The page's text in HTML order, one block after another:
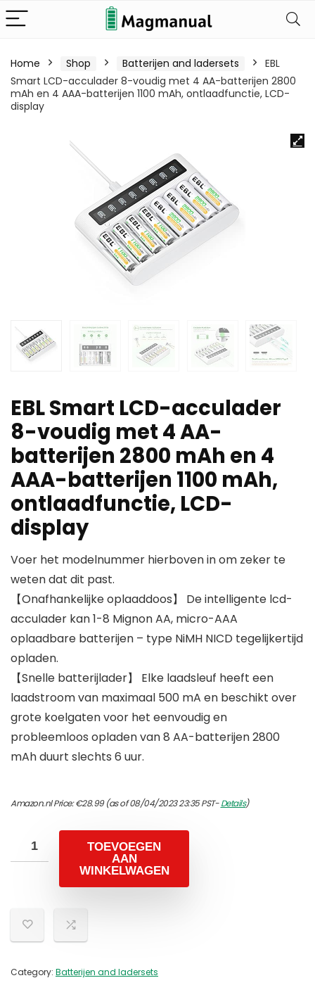
Home Shop Batterijen and ladersets
EBL
Smart LCD-acculader 8-voudig met 4 AA-batterijen 2800
mAh en 4 AAA-batterijen 1100 mAh, ontlaadfunctie, LCD-
display
EBL Smart LCD-acculader
8-voudig met 4 AA-
batterijen 2800 mAh en 4
AAA-batterijen 1100 mAh,
ontlaadfunctie, LCD-
display
Voer het modelnummer hierboven in om zeker te
weten dat dit past.
【Onafhankelijke oplaaddoos】 De intelligente lcd-
acculader kan 1-8 Mignon AA, micro-AAA
oplaadbare batterijen – type NiMH NICD tegelijkertijd
opladen.
【Snelle batterijlader】 Elke laadsleuf heeft een
laadstroom van maximaal 500 mA en beschikt over
grote koelgaten voor het eenvoudig en
probleemloos opladen van 8 AA-batterijen 2800
mAh duurt slechts 6 uur.
Amazon.nl Price:€28.99(as of 08/04/2023 23:35 PST-Details)
TOEVOEGEN
AAN
WINKELWAGEN
Category: Batterijen and ladersets